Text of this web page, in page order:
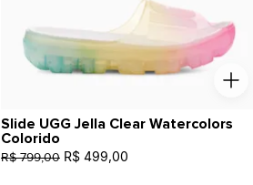
Slide UGG Jella Clear Watercolors
Colorido
R$ 799,00 R$ 499,00